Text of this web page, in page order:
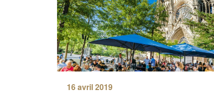
16 avril 2019